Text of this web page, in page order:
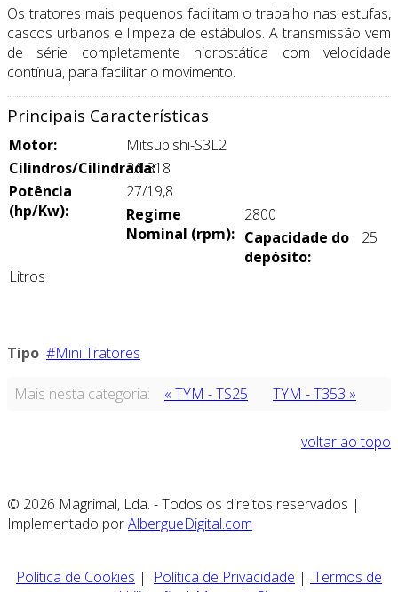
Os tratores mais pequenos facilitam o trabalho nas estufas,
cascos urbanos e limpeza de estábulos. A transmissão vem
de série completamente hidrostática com velocidade
contínua, para facilitar o movimento.
Principais Características
Motor:
Mitsubishi-S3L2
Cilindros/Cilindrada:
3/1318
Potência
(hp/Kw):
27/19,8
Regime
Nominal (rpm):
2800
Capacidade do
depósito:
25
Litros
Tipo Mini Tratores
Mais nesta categoria: « TYM - TS25 TYM - T353 »
voltar ao topo
© 2026 Magrimal, Lda. - Todos os direitos reservados |
Implementado porAlbergueDigital.com
Política de Cookies | Política de Privacidade | Termos de